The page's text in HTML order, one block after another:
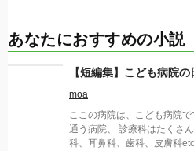
あなたにおすすめの小説
【短編集】こども病院の
moa
ここの病院は、こども病院です。 18歳以下の
通う病院、 診療科はたくさんあります。 内科、外
科、耳鼻科、歯科、皮膚科etc… ただただ医者目